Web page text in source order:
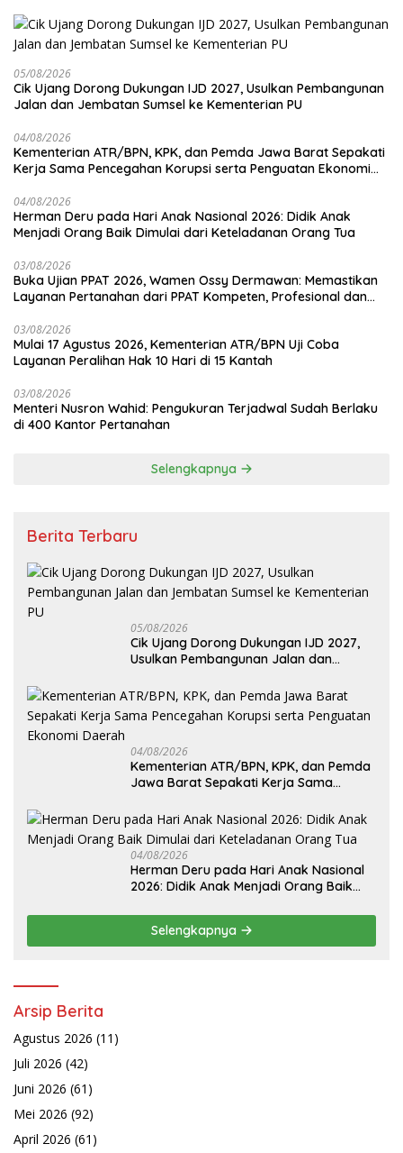
05/08/2026
Cik Ujang Dorong Dukungan IJD 2027, Usulkan Pembangunan
Jalan dan Jembatan Sumsel ke Kementerian PU
04/08/2026
Kementerian ATR/BPN, KPK, dan Pemda Jawa Barat Sepakati
Kerja Sama Pencegahan Korupsi serta Penguatan Ekonomi
04/08/2026
Herman Deru pada Hari Anak Nasional 2026: Didik Anak
Menjadi Orang Baik Dimulai dari Keteladanan Orang Tua
03/08/2026
Buka Ujian PPAT 2026, Wamen Ossy Dermawan: Memastikan
Layanan Pertanahan dari PPAT Kompeten, Profesional dan
03/08/2026
Mulai 17 Agustus 2026, Kementerian ATR/BPN Uji Coba
Layanan Peralihan Hak 10 Hari di 15 Kantah
03/08/2026
Menteri Nusron Wahid: Pengukuran Terjadwal Sudah Berlaku
di 400 Kantor Pertanahan
Selengkapnya
Berita Terbaru
05/08/2026
Cik Ujang Dorong Dukungan IJD 2027,
Usulkan Pembangunan Jalan dan
04/08/2026
Kementerian ATR/BPN, KPK, dan Pemda
Jawa Barat Sepakati Kerja Sama
Ekonomi Daerah
04/08/2026
Herman Deru pada Hari Anak Nasional
2026: Didik Anak Menjadi Orang Baik
Selengkapnya
Arsip Berita
Agustus 2026 (11)
Juli 2026 (42)
Juni 2026 (61)
Mei 2026 (92)
April 2026 (61)